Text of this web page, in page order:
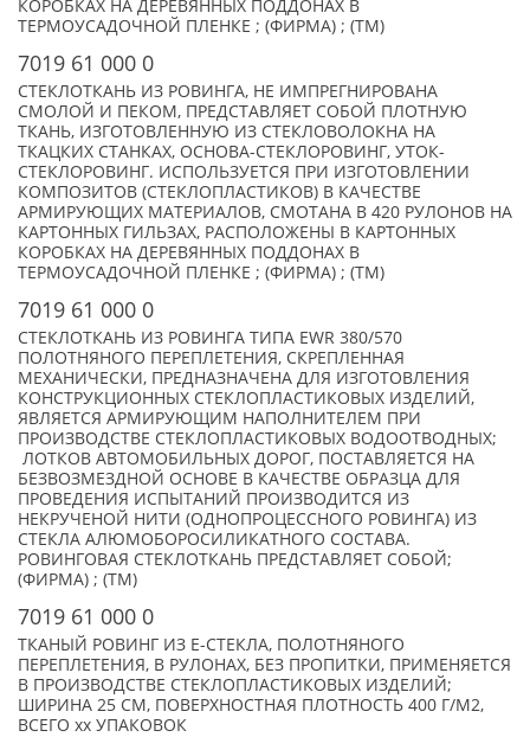
КОРОБКАХ НА ДЕРЕВЯННЫХ ПОДДОНАХ В
ТЕРМОУСАДОЧНОЙ ПЛЕНКЕ ; (ФИРМА) ; (TM)
7019 61 000 0
СТЕКЛОТКАНЬ ИЗ РОВИНГА, НЕ ИМПРЕГНИРОВАНА
СМОЛОЙ И ПЕКОМ, ПРЕДСТАВЛЯЕТ СОБОЙ ПЛОТНУЮ
ТКАНЬ, ИЗГОТОВЛЕННУЮ ИЗ СТЕКЛОВОЛОКНА НА
ТКАЦКИХ СТАНКАХ, ОСНОВА-СТЕКЛОРОВИНГ, УТОК-
СТЕКЛОРОВИНГ. ИСПОЛЬЗУЕТСЯ ПРИ ИЗГОТОВЛЕНИИ
КОМПОЗИТОВ (СТЕКЛОПЛАСТИКОВ) В КАЧЕСТВЕ
АРМИРУЮЩИХ МАТЕРИАЛОВ, СМОТАНА В 420 РУЛОНОВ НА
КАРТОННЫХ ГИЛЬЗАХ, РАСПОЛОЖЕНЫ В КАРТОННЫХ
КОРОБКАХ НА ДЕРЕВЯННЫХ ПОДДОНАХ В
ТЕРМОУСАДОЧНОЙ ПЛЕНКЕ ; (ФИРМА) ; (TM)
7019 61 000 0
СТЕКЛОТКАНЬ ИЗ РОВИНГА ТИПА EWR 380/570
ПОЛОТНЯНОГО ПЕРЕПЛЕТЕНИЯ, СКРЕПЛЕННАЯ
МЕХАНИЧЕСКИ, ПРЕДНАЗНАЧЕНА ДЛЯ ИЗГОТОВЛЕНИЯ
КОНСТРУКЦИОННЫХ СТЕКЛОПЛАСТИКОВЫХ ИЗДЕЛИЙ,
ЯВЛЯЕТСЯ АРМИРУЮЩИМ НАПОЛНИТЕЛЕМ ПРИ
ПРОИЗВОДСТВЕ СТЕКЛОПЛАСТИКОВЫХ ВОДООТВОДНЫХ;
ЛОТКОВ АВТОМОБИЛЬНЫХ ДОРОГ, ПОСТАВЛЯЕТСЯ НА
БЕЗВОЗМЕЗДНОЙ ОСНОВЕ В КАЧЕСТВЕ ОБРАЗЦА ДЛЯ
ПРОВЕДЕНИЯ ИСПЫТАНИЙ ПРОИЗВОДИТСЯ ИЗ
НЕКРУЧЕНОЙ НИТИ (ОДНОПРОЦЕССНОГО РОВИНГА) ИЗ
СТЕКЛА АЛЮМОБОРОСИЛИКАТНОГО СОСТАВА.
РОВИНГОВАЯ СТЕКЛОТКАНЬ ПРЕДСТАВЛЯЕТ СОБОЙ;
(ФИРМА) ; (TM)
7019 61 000 0
ТКАНЫЙ РОВИНГ ИЗ Е-СТЕКЛА, ПОЛОТНЯНОГО
ПЕРЕПЛЕТЕНИЯ, В РУЛОНАХ, БЕЗ ПРОПИТКИ, ПРИМЕНЯЕТСЯ
В ПРОИЗВОДСТВЕ СТЕКЛОПЛАСТИКОВЫХ ИЗДЕЛИЙ;
ШИРИНА 25 СМ, ПОВЕРХНОСТНАЯ ПЛОТНОСТЬ 400 Г/М2,
ВСЕГО xx УПАКОВОК